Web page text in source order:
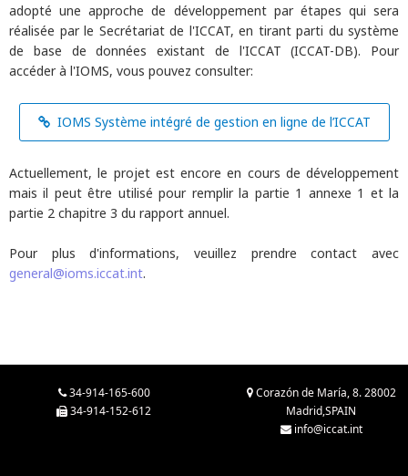
adopté une approche de développement par étapes qui sera
réalisée par le Secrétariat de l'ICCAT, en tirant parti du système
de base de données existant de l'ICCAT (ICCAT-DB). Pour
accéder à l'IOMS, vous pouvez consulter:
IOMS Système intégré de gestion en ligne de l’ICCAT
Actuellement, le projet est encore en cours de développement
mais il peut être utilisé pour remplir la partie 1 annexe 1 et la
partie 2 chapitre 3 du rapport annuel.
Pour plus d'informations, veuillez prendre contact avec
general@ioms.iccat.int.
34-914-165-600
34-914-152-612
Corazón de María, 8. 28002
Madrid,SPAIN
info@iccat.int